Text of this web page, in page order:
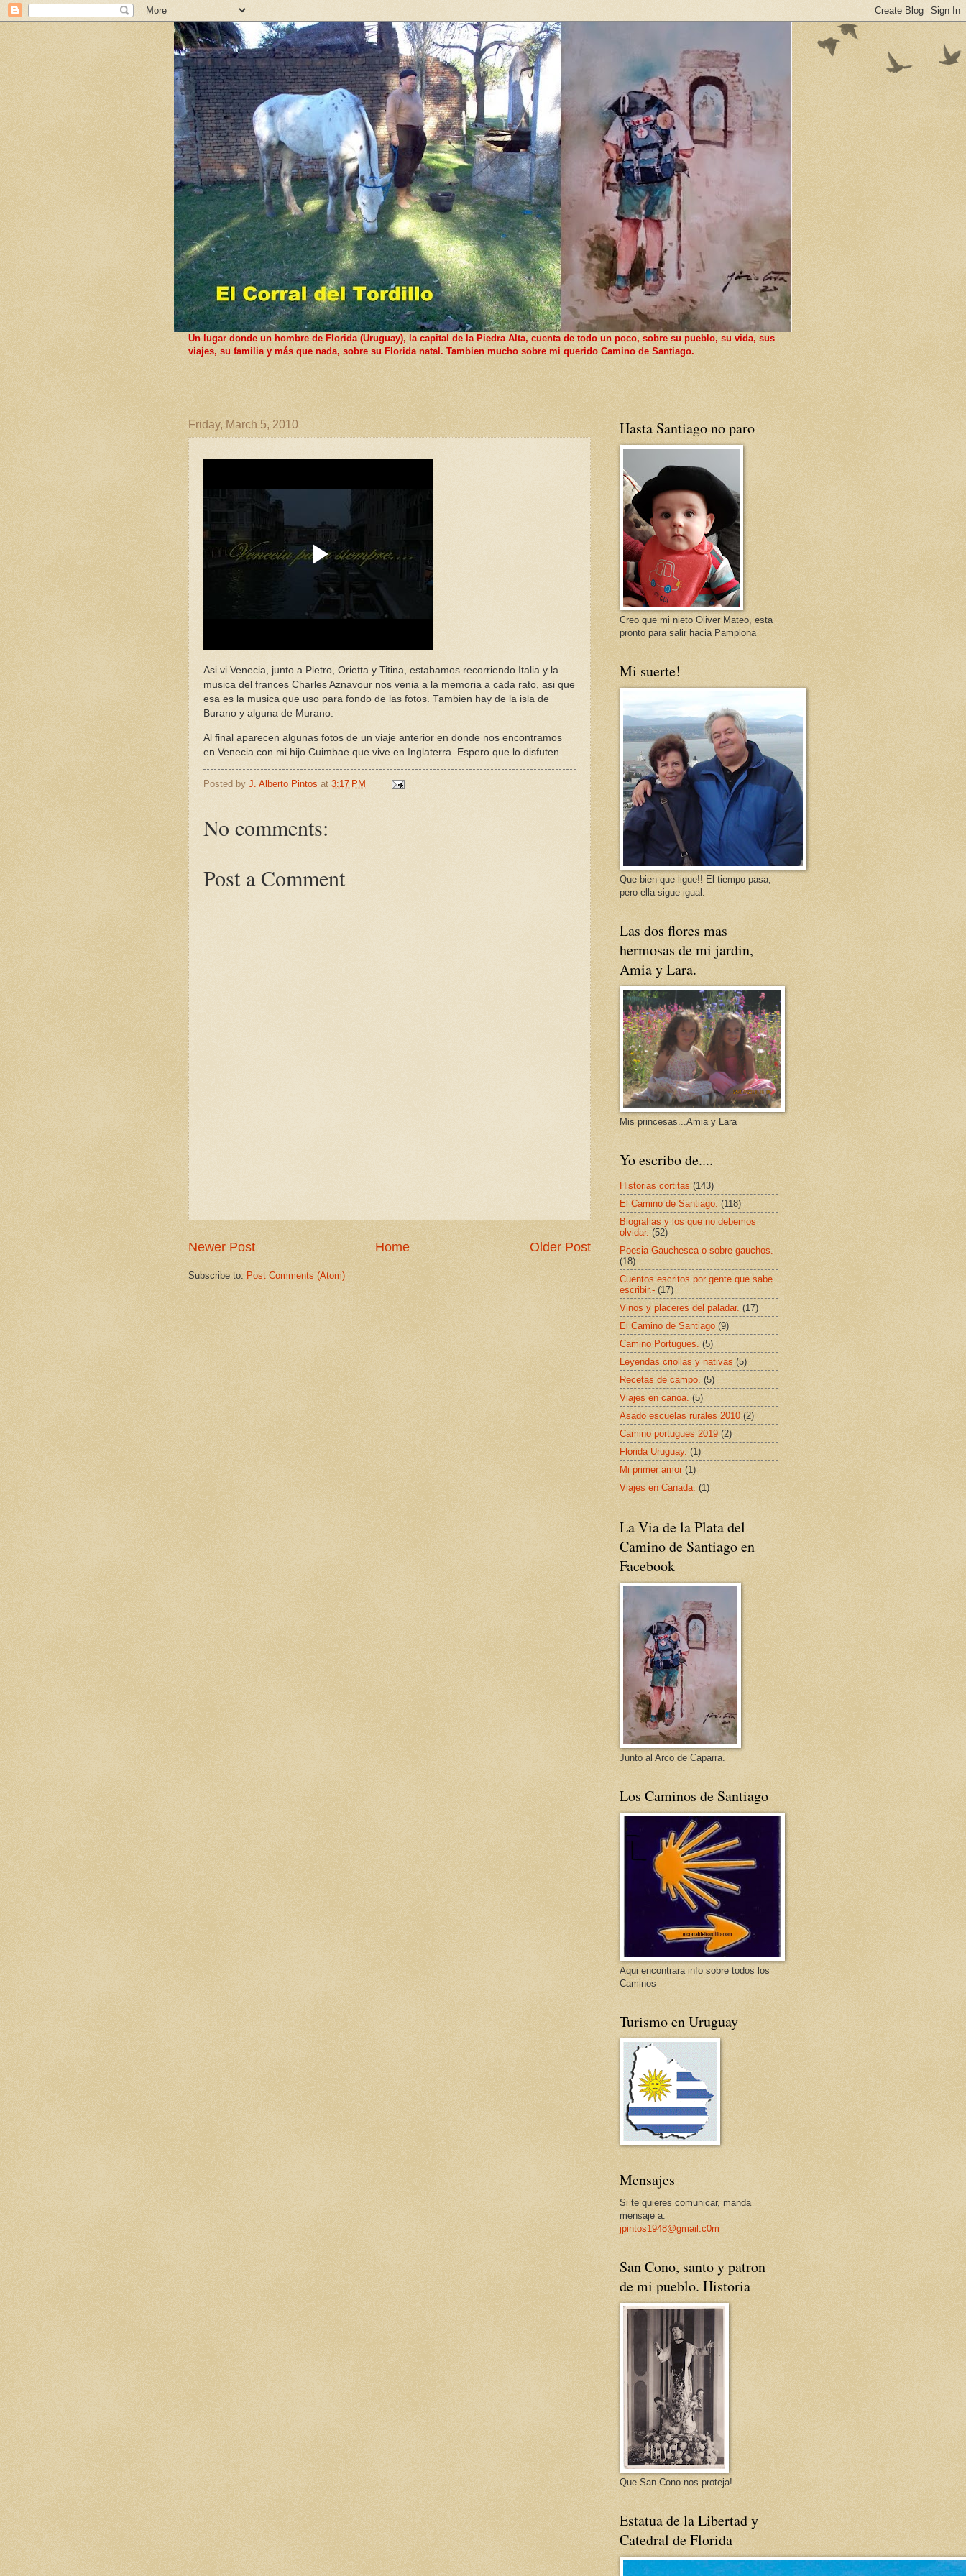
Un lugar donde un hombre de Florida (Uruguay), la capital de la Piedra Alta, cuenta de todo un poco, sobre su pueblo, su vida, sus
viajes, su familia y más que nada, sobre su Florida natal. Tambien mucho sobre mi querido Camino de Santiago.
Friday, March 5, 2010
Asi vi Venecia, junto a Pietro, Orietta y Titina, estabamos recorriendo Italia y la
musica del frances Charles Aznavour nos venia a la memoria a cada rato, asi que
esa es la musica que uso para fondo de las fotos. Tambien hay de la isla de
Burano y alguna de Murano.
Al final aparecen algunas fotos de un viaje anterior en donde nos encontramos
en Venecia con mi hijo Cuimbae que vive en Inglaterra. Espero que lo disfuten.
Posted by J. Alberto Pintos at 3:17 PM
No comments:
Post a Comment
Newer Post Older Post
Home
Subscribe to: Post Comments (Atom)
Hasta Santiago no paro
Creo que mi nieto Oliver Mateo, esta
pronto para salir hacia Pamplona
Mi suerte!
Que bien que ligue!! El tiempo pasa,
pero ella sigue igual.
Las dos flores mas
hermosas de mi jardin,
Amia y Lara.
Mis princesas...Amia y Lara
Yo escribo de....
Historias cortitas (143)
El Camino de Santiago. (118)
Biografias y los que no debemos
olvidar. (52)
Poesia Gauchesca o sobre gauchos.
(18)
Cuentos escritos por gente que sabe
escribir.- (17)
Vinos y placeres del paladar. (17)
El Camino de Santiago (9)
Camino Portugues. (5)
Leyendas criollas y nativas (5)
Recetas de campo. (5)
Viajes en canoa. (5)
Asado escuelas rurales 2010 (2)
Camino portugues 2019 (2)
Florida Uruguay. (1)
Mi primer amor (1)
Viajes en Canada. (1)
La Via de la Plata del
Camino de Santiago en
Facebook
Junto al Arco de Caparra.
Los Caminos de Santiago
Aqui encontrara info sobre todos los
Caminos
Turismo en Uruguay
Mensajes
Si te quieres comunicar, manda
mensaje a:
jpintos1948@gmail.c0m
San Cono, santo y patron
de mi pueblo. Historia
Que San Cono nos proteja!
Estatua de la Libertad y
Catedral de Florida